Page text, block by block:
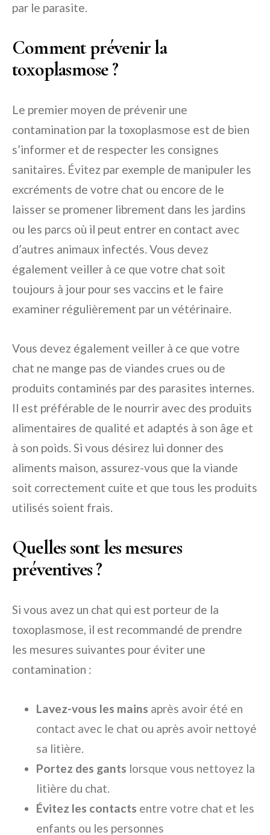
par le parasite.
Comment prévenir la
toxoplasmose ?
Le premier moyen de prévenir une
contamination par la toxoplasmose est de bien
s’informer et de respecter les consignes
sanitaires. Évitez par exemple de manipuler les
excréments de votre chat ou encore de le
laisser se promener librement dans les jardins
ou les parcs où il peut entrer en contact avec
d’autres animaux infectés. Vous devez
également veiller à ce que votre chat soit
toujours à jour pour ses vaccins et le faire
examiner régulièrement par un vétérinaire.
Vous devez également veiller à ce que votre
chat ne mange pas de viandes crues ou de
produits contaminés par des parasites internes.
Il est préférable de le nourrir avec des produits
alimentaires de qualité et adaptés à son âge et
à son poids. Si vous désirez lui donner des
aliments maison, assurez-vous que la viande
soit correctement cuite et que tous les produits
utilisés soient frais.
Quelles sont les mesures
préventives ?
Si vous avez un chat qui est porteur de la
toxoplasmose, il est recommandé de prendre
les mesures suivantes pour éviter une
contamination :
Lavez-vous les mains après avoir été en
contact avec le chat ou après avoir nettoyé
sa litière.
Portez des gants lorsque vous nettoyez la
litière du chat.
Évitez les contacts entre votre chat et les
enfants ou les personnes